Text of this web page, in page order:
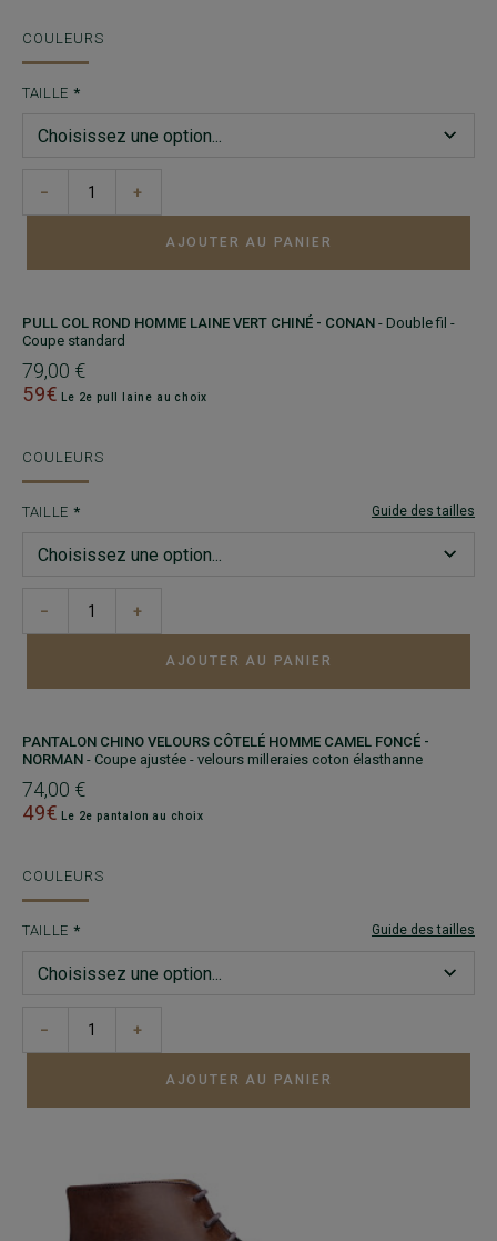
COULEURS
TAILLE
− +
AJOUTER AU PANIER
PULL COL ROND HOMME LAINE VERT CHINÉ - CONAN - Double fil -
Coupe standard
79,00 €
59€ Le 2e pull laine au choix
COULEURS
TAILLE Guide des tailles
− +
AJOUTER AU PANIER
PANTALON CHINO VELOURS CÔTELÉ HOMME CAMEL FONCÉ -
NORMAN - Coupe ajustée - velours milleraies coton élasthanne
74,00 €
49€ Le 2e pantalon au choix
COULEURS
TAILLE Guide des tailles
− +
AJOUTER AU PANIER